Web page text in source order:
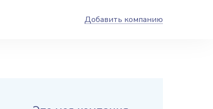
Добавить компанию